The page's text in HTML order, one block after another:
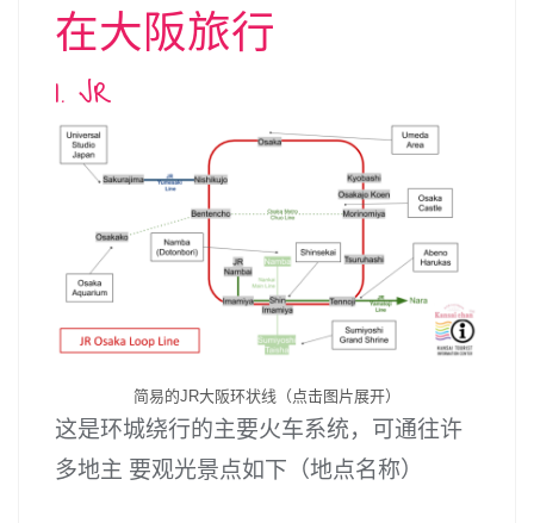
在大阪旅行
1. JR
简易的JR大阪环状线（点击图片展开）
这是环城绕行的主要火车系统，可通往许
多地主 要观光景点如下（地点名称）